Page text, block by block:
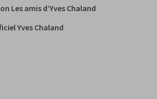
Les amis d’Yves Chaland
Yves Chaland